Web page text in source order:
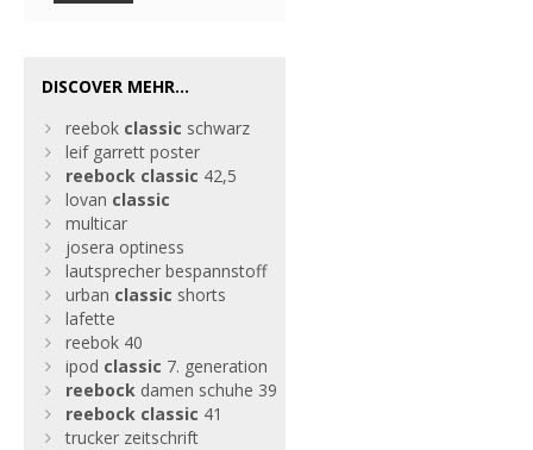
DISCOVER MEHR...
reebok classic schwarz
leif garrett poster
reebock classic 42,5
lovan classic
multicar
josera optiness
lautsprecher bespannstoff
urban classic shorts
lafette
reebok 40
ipod classic 7. generation
reebock damen schuhe 39
reebock classic 41
trucker zeitschrift